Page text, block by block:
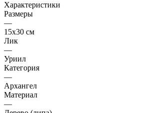
Характеристики
Размеры
—
15х30 см
Лик
—
Уриил
Категория
—
Архангел
Материал
—